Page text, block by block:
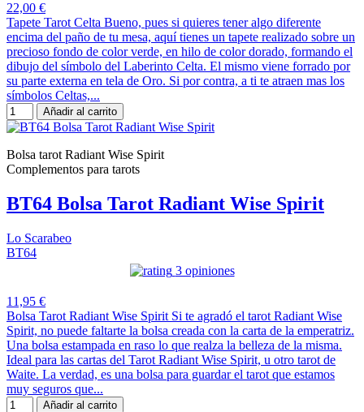
22,00 €
Tapete Tarot Celta Bueno, pues si quieres tener algo diferente
encima del paño de tu mesa, aquí tienes un tapete realizado sobre un
precioso fondo de color verde, en hilo de color dorado, formando el
dibujo del símbolo del Laberinto Celta. El mismo viene forrado por
su parte externa en tela de Oro. Si por contra, a ti te atraen mas los
símbolos Celtas,...
Añadir al carrito
Bolsa tarot Radiant Wise Spirit
Complementos para tarots
BT64 Bolsa Tarot Radiant Wise Spirit
Lo Scarabeo
BT64
3 opiniones
11,95 €
Bolsa Tarot Radiant Wise Spirit Si te agradó el tarot Radiant Wise
Spirit, no puede faltarte la bolsa creada con la carta de la emperatriz.
Una bolsa estampada en raso lo que realza la belleza de la misma.
Ideal para las cartas del Tarot Radiant Wise Spirit, u otro tarot de
Waite. La verdad, es una bolsa para guardar el tarot que estamos
muy seguros que...
Añadir al carrito